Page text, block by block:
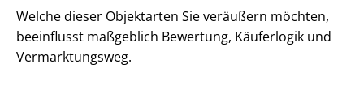
Welche dieser Objektarten Sie veräußern möchten,
beeinflusst maßgeblich Bewertung, Käuferlogik und
Vermarktungsweg.